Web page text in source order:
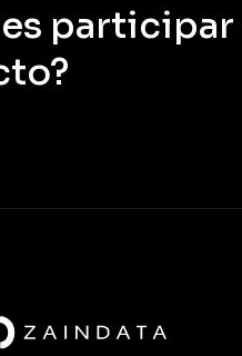
participar